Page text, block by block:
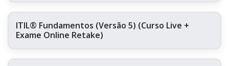
ITIL® Fundamentos (Versão 5) (Curso Live +
Exame Online Retake)